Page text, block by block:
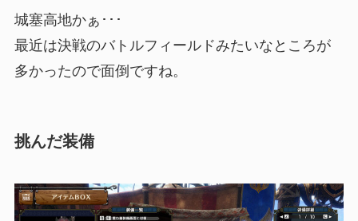
城塞高地かぁ･･･
最近は決戦のバトルフィールドみたいなところが
多かったので面倒ですね。
挑んだ装備